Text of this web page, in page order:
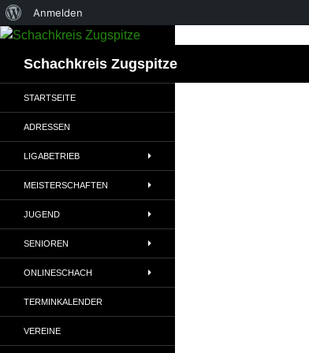
Über
WordPress
Anmelden
Zum
springenSchachkreis Zugspitze
STARTSEITE
ADRESSEN
LIGABETRIEB
MEISTERSCHAFTEN
JUGEND
SENIOREN
ONLINESCHACH
TERMINKALENDER
VEREINE